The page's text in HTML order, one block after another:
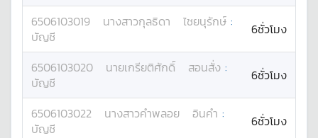
6506103019 นางสาวกุลธิดา ไชยนุรักษ์ :
บัญชี
6ชั่วโมง
6506103020 นายเกรียติศักดิ์ สอนสั่ง :
บัญชี
6ชั่วโมง
6506103022 นางสาวคำพลอย อินคำ :
บัญชี
6ชั่วโมง